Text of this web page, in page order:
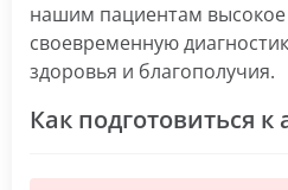
нашим пациентам высокое
своевременную
здоровья и благополучия.
Как подготовиться к